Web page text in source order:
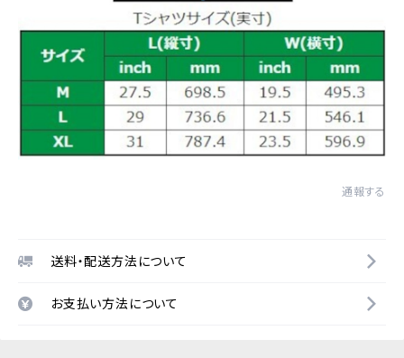
通報する
送料・配送方法について
お支払い方法について